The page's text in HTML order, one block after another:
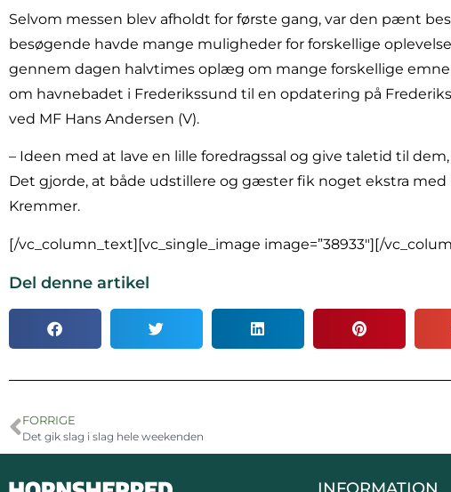
Selvom messen blev afholdt for første gang, var den pænt
besøgende havde mange muligheder for forskellige
gennem dagen halvtimes oplæg om mange forskellige
om havnebadet i Frederikssund til en opdatering på
ved MF Hans Andersen (V).
– Ideen med at lave en lille foredragssal og give taletid til
Det gjorde, at både udstillere og gæster fik noget ekstra
Kremmer.
[/vc_column_text][vc_single_image image=”38933″][/
Del denne artikel
FORRIGE
Det gik slag i slag hele weekenden